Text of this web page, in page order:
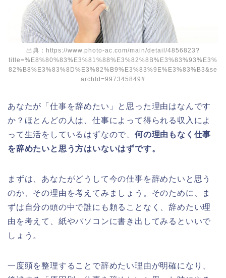
出典：https://www.photo-ac.com/main/detail/4856823?
title=%E8%80%83%E3%81%88%E3%82%8B%E3%83%93%E3%
82%B8%E3%83%8D%E3%82%B9%E3%83%9E%E3%83%B3&se
archId=997345849#
あなたが「仕事を辞めたい」と思った理由はなんです
か？ほとんどの人は、仕事によって得られる収入によ
って生活をしているはずなので、 何の理由もなく仕事
を辞めたいと思う方はいないはずです。
まずは、あなたがどうして今の仕事を辞めたいと思う
のか、その理由を考えてみましょう。そのために、ま
ずは自分の頭の中で誰にも頼ることなく、辞めたい理
由を考えて、紙やパソコンに書き出してみるといいで
しょう。
一度頭を整理することで辞めたい理由が明確になり、